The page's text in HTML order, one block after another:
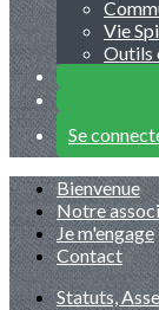
Vie
Outils
Se
Bienvenue
Notre
Je m'engage
Contact
Statuts,